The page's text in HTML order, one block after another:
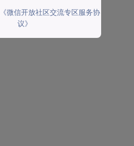
《微信开放社区交流专区服务协
议》